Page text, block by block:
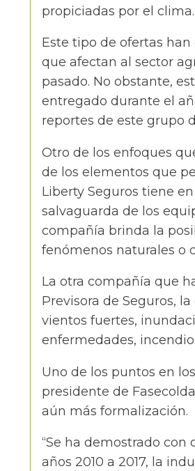
propiciadas por el clima.
Este tipo de ofertas
que afectan al sector
pasado. No obstante,
entregado durante el
reportes de este grupo
Otro de los enfoques
de los elementos que
Liberty Seguros tiene
salvaguarda de los
compañía brinda la
fenómenos naturales o
La otra compañía que
Previsora de Seguros,
vientos fuertes,
enfermedades,
Uno de los puntos en
presidente de
aún más formalización.
“Se ha demostrado
años 2010 a 2017, la